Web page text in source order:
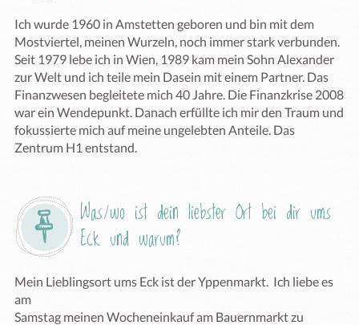
Ich wurde 1960 in Amstetten geboren und bin mit dem
Mostviertel, meinen Wurzeln, noch immer stark verbunden.
Seit 1979 lebe ich in Wien, 1989 kam mein Sohn Alexander
zur Welt und ich teile mein Dasein mit einem Partner. Das
Finanzwesen begleitete mich 40 Jahre. Die Finanzkrise 2008
war ein Wendepunkt. Danach erfüllte ich mir den Traum und
fokussierte mich auf meine ungelebten Anteile. Das
Zentrum H1 entstand.
Was/wo ist dein liebster Ort bei dir ums
Eck und warum?
Mein Lieblingsort ums Eck ist der Yppenmarkt.  Ich liebe es
am
Samstag meinen Wocheneinkauf am Bauernmarkt zu